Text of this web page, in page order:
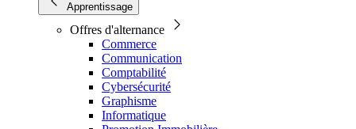
Apprentissage
Offres d'alternance
Commerce
Communication
Comptabilité
Cybersécurité
Graphisme
Informatique